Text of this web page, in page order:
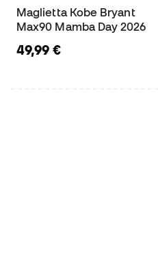
Maglietta Kobe Bryant
Max90 Mamba Day 2026
49,99 €